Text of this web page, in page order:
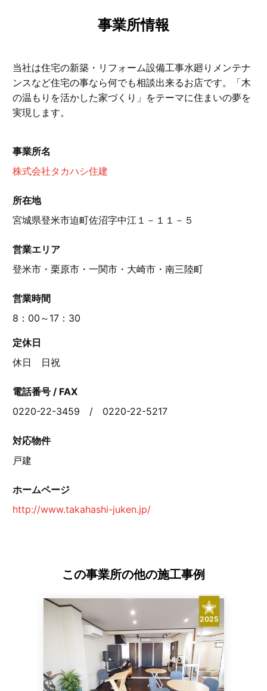
事業所情報
当社は住宅の新築・リフォーム設備工事水廻りメンテナ
ンスなど住宅の事なら何でも相談出来るお店です。「木
の温もりを活かした家づくり」をテーマに住まいの夢を
実現します。
事業所名
株式会社タカハシ住建
所在地
宮城県登米市迫町佐沼字中江１－１１－５
営業エリア
登米市・栗原市・一関市・大崎市・南三陸町
営業時間
8：00～17：30
定休日
休日 日祝
電話番号 / FAX
0220-22-3459 / 0220-22-5217
対応物件
戸建
ホームページ
http://www.takahashi-juken.jp/
この事業所の他の施工事例
2025